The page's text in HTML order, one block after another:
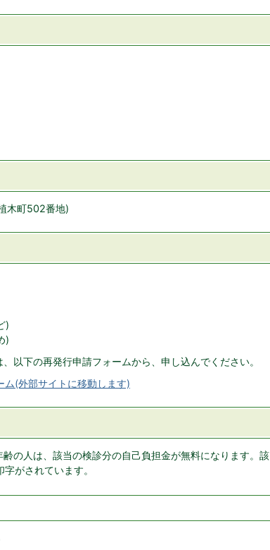
木町502番地)
)
)
以下の再発行申請フォームから、申し込んでください。
(外部サイトに移動します)
の人は、該当の検診分の自己負担金が無料になります。該
がされています。